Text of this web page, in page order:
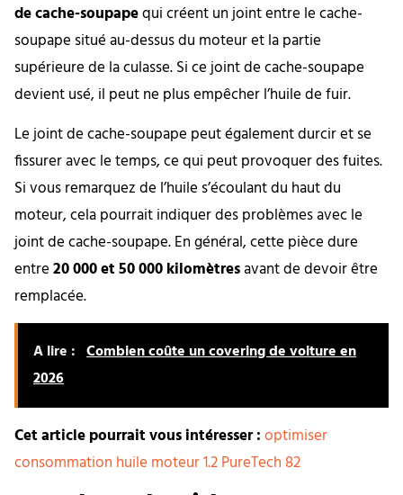
de cache-soupapequi créent un joint entre le cache-
soupape situé au-dessus du moteur et la partie
supérieure de la culasse. Si ce joint de cache-soupape
devient usé, il peut ne plus empêcher l’huile de fuir.
Le joint de cache-soupape peut également durcir et se
fissurer avec le temps, ce qui peut provoquer des fuites.
Si vous remarquez de l’huile s’écoulant du haut du
moteur, cela pourrait indiquer des problèmes avec le
joint de cache-soupape. En général, cette pièce dure
entre20 000 et 50 000 kilomètresavant de devoir être
remplacée.
A lire : Combien coûte un covering de voiture en
2026
Cet article pourrait vous intéresser :optimiser
consommation huile moteur 1.2 PureTech 82